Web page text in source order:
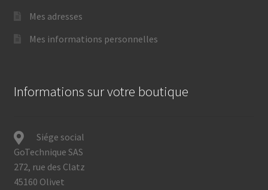
Mes adresses
Mes informations personnelles
Informations sur votre boutique
Siége social
GoTechnique SAS
272, rue des Clatz
45160 Olivet